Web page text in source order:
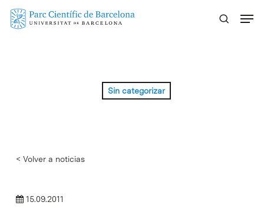
Skip
Sin categorizar
< Volver a noticias
15.09.2011